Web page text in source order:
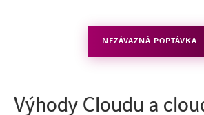
NEZÁVAZNÁ POPTÁVKA
Výhody Cloudu a